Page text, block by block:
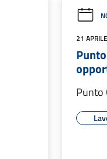
21
Punto